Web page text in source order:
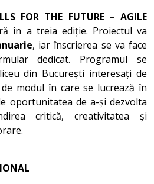
FOR THE FUTURE – AGILE
în a treia ediție. Proiectul va
, iar înscrierea se va face
dedicat. Programul se
din București interesați de
modul în care se lucrează în
oportunitatea de a-și dezvolta
critică, creativitatea și